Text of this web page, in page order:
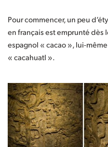
Pour commencer, un peu
en français est emprunté dès
espagnol « cacao », lui-
« cacahuatl ».